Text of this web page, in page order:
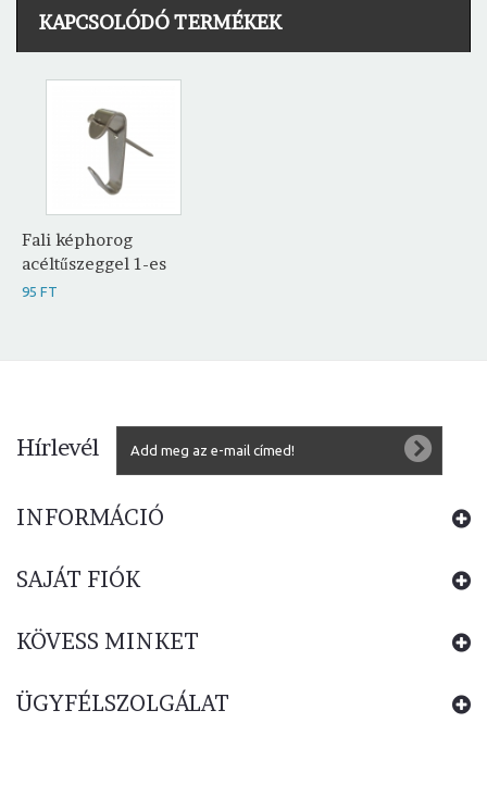
KAPCSOLÓDÓ TERMÉKEK
Fali képhorog
acéltűszeggel 1-es
95 FT
Hírlevél
INFORMÁCIÓ
SAJÁT FIÓK
KÖVESS MINKET
ÜGYFÉLSZOLGÁLAT